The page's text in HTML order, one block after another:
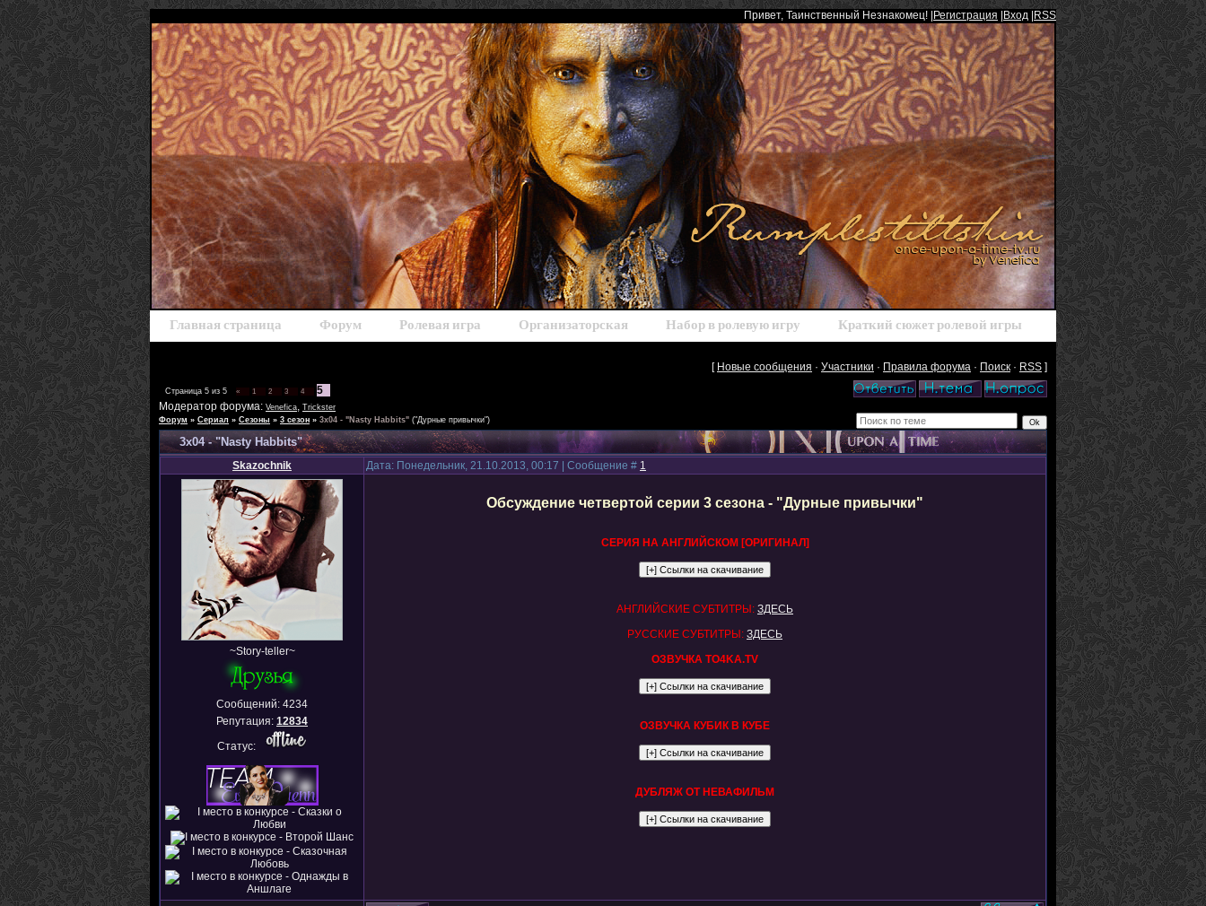
Привет, Таинственный Незнакомец! | Регистрация Вход RSS
Главная страница Форум Ролевая игра Организаторская Набор в ролевую игру Краткий сюжет ролевой игры
[ Новые сообщения · Участники · Правила форума · Поиск · RSS ]
Страница 5 из 5 « 1 2 3 4
5
Модератор форума: Venefica, Trickster
Форум » Сериал » Сезоны » 3 сезон » 3x04 - "Nasty Habbits" ("Дурные привычки")
3x04 - "Nasty Habbits"
Skazochnik Дата: Понедельник, 21.10.2013, 00:17 | Сообщение # 1
~Story-teller~
Сообщений: 4234
Репутация: 12834
Статус:
Обсуждение четвертой серии 3 сезона - "Дурные привычки"
СЕРИЯ НА АНГЛИЙСКОМ [ОРИГИНАЛ]
АНГЛИЙСКИЕ СУБТИТРЫ: ЗДЕСЬ
РУССКИЕ СУБТИТРЫ: ЗДЕСЬ
ОЗВУЧКА TO4KA.TV
ОЗВУЧКА КУБИК В КУБЕ
ДУБЛЯЖ ОТ НЕВАФИЛЬМ